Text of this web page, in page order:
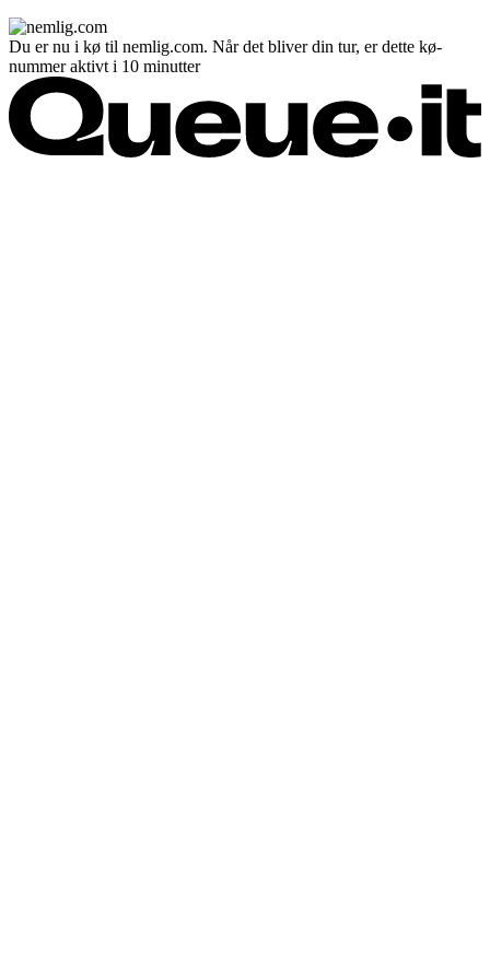
Du er nu i kø til nemlig.com. Når det bliver din tur, er dette kø-
nummer aktivt i 10 minutter